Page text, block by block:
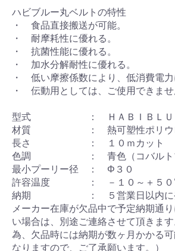
ハビブルー丸ベルトの特性
・ 食品直接搬送が可能。
・ 耐摩耗性に優れる。
・ 抗菌性能に優れる。
・ 加水分解耐性に優れる。
・ 低い摩擦係数により、低消費電力
・ 伝動用としては、ご使用できませ
型式 ： ＨＡＢＩＢＬＵＥ
材質 ： 熱可塑性ポリウ
長さ ： １０ｍカット
色調 ： 青色（コバルトブ
最小プーリー径 ： Φ３０
許容温度 ： －１０～＋５
納期 ： ５営業日以内に発送
メーカー在庫が欠品中で予定納期通
い場合は、別途ご連絡させて頂きま
為、欠品時には納期が数ヶ月かかる
なりますので、ご了承願います。）